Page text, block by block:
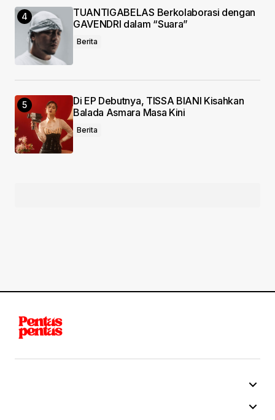
TUANTIGABELAS Berkolaborasi dengan
GAVENDRI dalam “Suara”
Berita
Di EP Debutnya, TISSA BIANI Kisahkan
Balada Asmara Masa Kini
Berita